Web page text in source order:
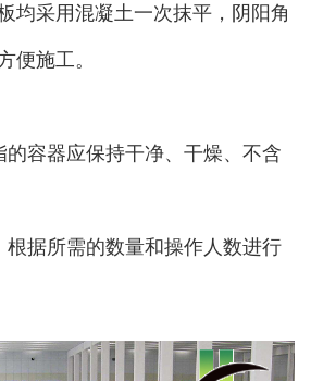
均采用混凝土一次抹平，阴阳角
便施工。
的容器应保持干净、干燥、不含
根据所需的数量和操作人数进行